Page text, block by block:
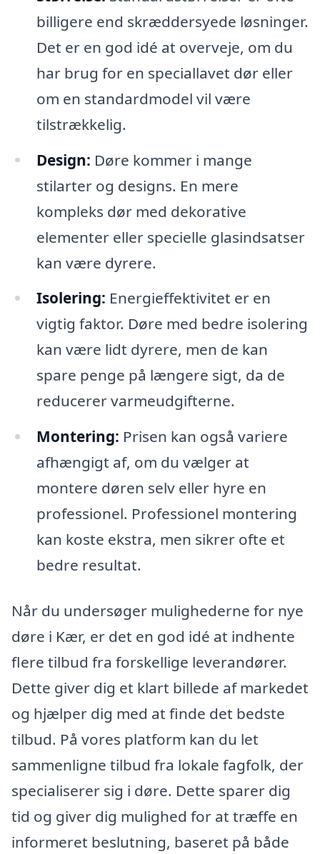
billigere end skræddersyede løsninger.
Det er en god idé at overveje, om du
har brug for en speciallavet dør eller
om en standardmodel vil være
tilstrækkelig.
Design: Døre kommer i mange
stilarter og designs. En mere
kompleks dør med dekorative
elementer eller specielle glasindsatser
kan være dyrere.
Isolering: Energieffektivitet er en
vigtig faktor. Døre med bedre isolering
kan være lidt dyrere, men de kan
spare penge på længere sigt, da de
reducerer varmeudgifterne.
Montering: Prisen kan også variere
afhængigt af, om du vælger at
montere døren selv eller hyre en
professionel. Professionel montering
kan koste ekstra, men sikrer ofte et
bedre resultat.
Når du undersøger mulighederne for nye
døre i Kær, er det en god idé at indhente
flere tilbud fra forskellige leverandører.
Dette giver dig et klart billede af markedet
og hjælper dig med at finde det bedste
tilbud. På vores platform kan du let
sammenligne tilbud fra lokale fagfolk, der
specialiserer sig i døre. Dette sparer dig
tid og giver dig mulighed for at træffe en
informeret beslutning, baseret på både